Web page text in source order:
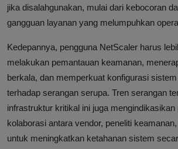
jika disalahgunakan, mulai dari kebocoran
gangguan layanan yang melumpuhkan
Kedepannya, pengguna NetScaler harus
melakukan pemantauan keamanan,
berkala, dan memperkuat konfigurasi
terhadap serangan serupa. Tren serangan
infrastruktur kritikal ini juga mengindikasikan
kolaborasi antara vendor, peneliti
untuk meningkatkan ketahanan sistem